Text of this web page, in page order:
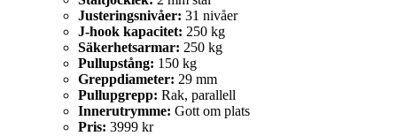
Justeringsnivåer: 31 nivåer
J-hook kapacitet: 250 kg
Säkerhetsarmar: 250 kg
Pullupstång: 150 kg
Greppdiameter: 29 mm
Pullupgrepp: Rak, parallell
Innerutrymme: Gott om plats
Pris: 3999 kr